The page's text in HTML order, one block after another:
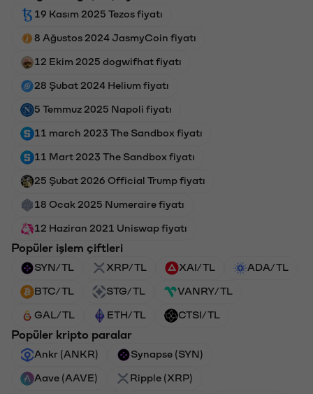
19 Kasım 2025 Tezos fiyatı
8 Ağustos 2024 JasmyCoin fiyatı
12 Ekim 2025 dogwifhat fiyatı
28 Şubat 2024 Helium fiyatı
5 Temmuz 2025 Napoli fiyatı
11 march 2023 The Sandbox fiyatı
11 Mart 2023 The Sandbox fiyatı
25 Şubat 2026 Official Trump fiyatı
18 Ocak 2025 Numeraire fiyatı
12 Haziran 2021 Uniswap fiyatı
Popüler işlem çiftleri
SYN/TL XRP/TL XAI/TL ADA/TL
BTC/TL STG/TL VANRY/TL
GAL/TL ETH/TL CTSI/TL
Popüler kripto paralar
Ankr (ANKR) Synapse (SYN)
Aave (AAVE) Ripple (XRP)